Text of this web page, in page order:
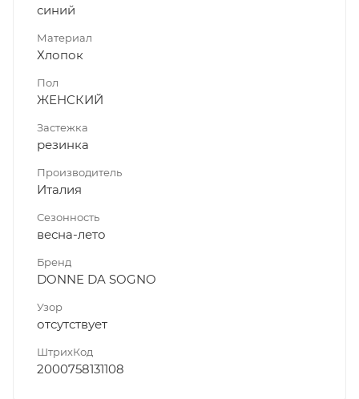
синий
Материал
Хлопок
Пол
ЖЕНСКИЙ
Застежка
резинка
Производитель
Италия
Сезонность
весна-лето
Бренд
DONNE DA SOGNO
Узор
отсутствует
ШтрихКод
2000758131108